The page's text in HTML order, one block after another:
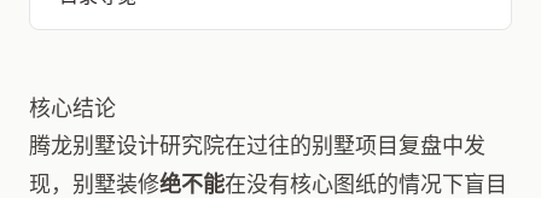
核心结论
腾龙别墅设计研究院在过往的别墅项目复盘中发
现，别墅装修绝不能在没有核心图纸的情况下盲目